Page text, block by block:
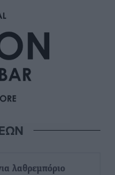
λαθρεμπόριο